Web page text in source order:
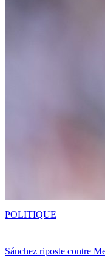
Sánchez riposte contre
POLITIQUE